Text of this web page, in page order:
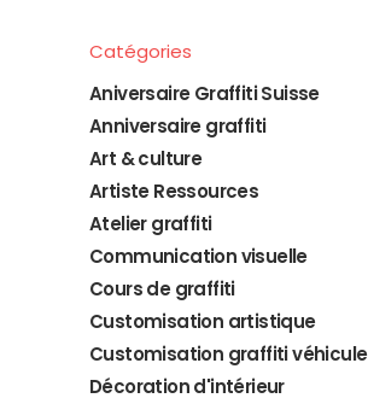
Catégories
Aniversaire Graffiti Suisse
Anniversaire graffiti
Art & culture
Artiste Ressources
Atelier graffiti
Communication visuelle
Cours de graffiti
Customisation artistique
Customisation graffiti véhicule
Décoration d'intérieur